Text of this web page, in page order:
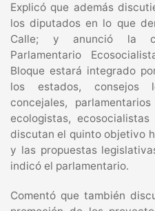
Explicó que además
los diputados en lo que
Calle; y anunció la
Parlamentario
Bloque estará integrado
los estados, consejos
concejales,
ecologistas,
discutan el quinto objetivo
y las propuestas
indicó el parlamentario.
Comentó que también